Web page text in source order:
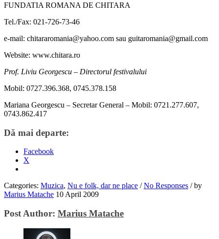
FUNDATIA ROMANA DE CHITARA
Tel./Fax: 021-726-73-46
e-mail: chitararomania@yahoo.com sau guitaromania@gmail.com
Website: www.chitara.ro
Prof. Liviu Georgescu – Directorul festivalului
Mobil: 0727.396.368, 0745.378.158
Mariana Georgescu – Secretar General – Mobil: 0721.277.607,
0743.862.417
Dă mai departe:
Facebook
X
Categories: Muzica, Nu e folk, dar ne place / No Responses /by
Marius Matache 10 April 2009
Post Author: Marius Matache